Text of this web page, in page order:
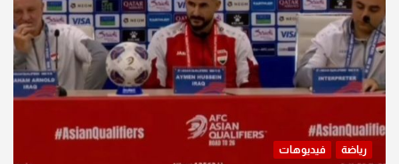
رياضة فيديوهات